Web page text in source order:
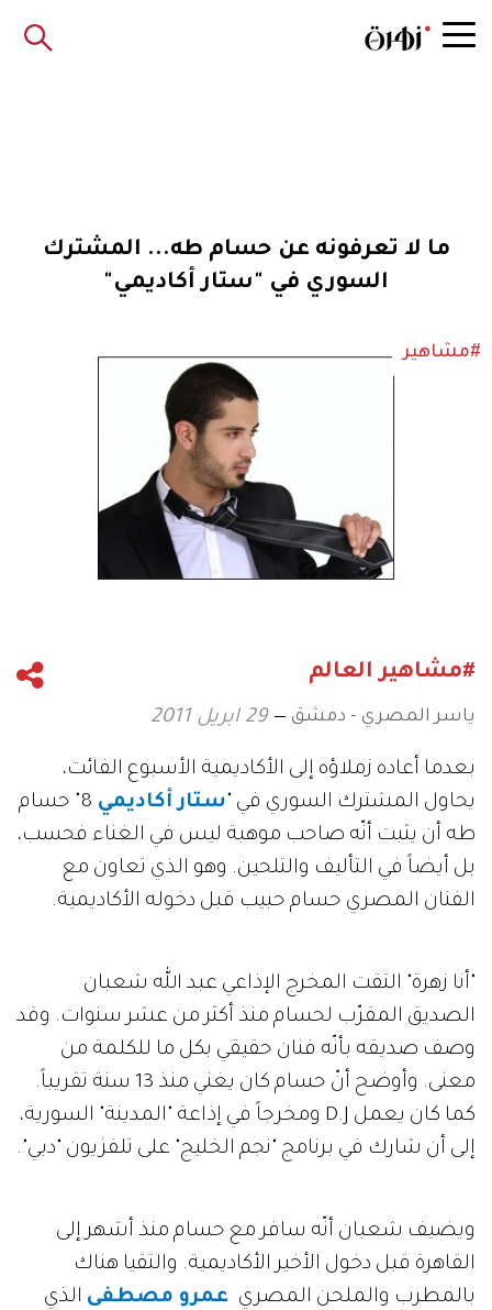
ما لا تعرفونه عن حسام طه... المشترك
السوري في "ستار أكاديمي"
#مشاهير
#مشاهير العالم
ياسر المصري - دمشق 29 ابريل 2011
بعدما أعاده زملاؤه إلى الأكاديمية الأسبوع الفائت،
يحاول المشترك السوري في " ستار أكاديمي
8" حسام
طه أن يثبت أنّه صاحب موهبة ليس في الغناء فحسب،
بل أيضاً في التأليف والتلحين. وهو الذي تعاون مع
الفنان المصري حسام حبيب قبل دخوله الأكاديمية.
"أنا زهرة" التقت المخرج الإذاعي عبد الله شعبان
الصديق المقرّب لحسام منذ أكثر من عشر سنوات. وقد
وصف صديقه بأنّه فنان حقيقي بكل ما للكلمة من
معنى. وأوضح أنّ حسام كان يغني منذ 13 سنة تقريباً.
كما كان يعمل D.J ومخرجاً في إذاعة "المدينة" السورية،
إلى أن شارك في برنامج "نجم الخليج" على تلفزيون "دبي".
ويضيف شعبان أنّه سافر مع حسام منذ أشهر إلى
القاهرة قبل دخول الأخير الأكاديمية. والتقيا هناك
بالمطرب والملحن المصري عمرو مصطفى الذي